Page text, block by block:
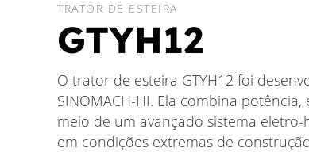
TRATOR DE ESTEIRA
GTYH12
O trator de esteira GTYH12 foi
SINOMACH-HI. Ela combina
meio de um avançado sistema
em condições extremas de